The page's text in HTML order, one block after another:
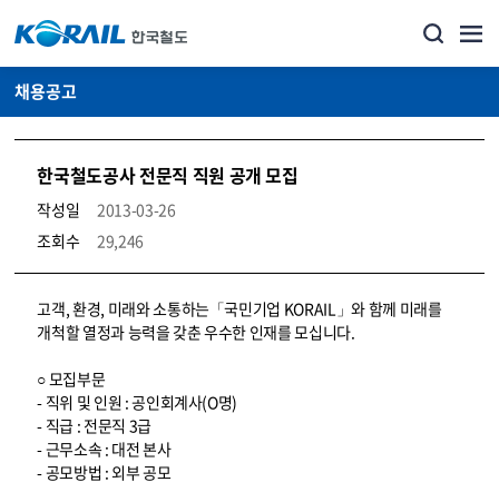
채용공고
한국철도공사 전문직 직원 공개 모집
작성일
2013-03-26
조회수
29,246
코레일소개_경영공시_채용공고 상세보기 – 내용, 파일, 담당자 연락처로 구성
고객, 환경, 미래와 소통하는「국민기업 KORAIL」와 함께 미래를
개척할 열정과 능력을 갖춘 우수한 인재를 모십니다.
○ 모집부문
- 직위 및 인원 : 공인회계사(O명)
- 직급 : 전문직 3급
- 근무소속 : 대전 본사
- 공모방법 : 외부 공모